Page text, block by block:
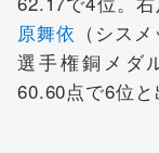
原舞依 （シス
選手権銅メダ
60.60点で6位と